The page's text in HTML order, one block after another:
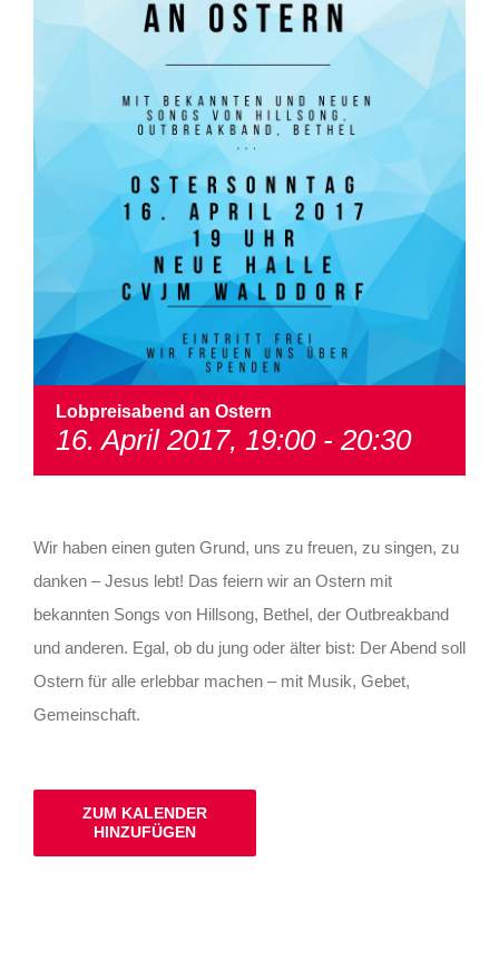
Lobpreisabend an Ostern
16. April 2017, 19:00- 20:30
Wir haben einen guten Grund, uns zu freuen, zu singen, zu
danken – Jesus lebt! Das feiern wir an Ostern mit
bekannten Songs von Hillsong, Bethel, der Outbreakband
und anderen. Egal, ob du jung oder älter bist: Der Abend soll
Ostern für alle erlebbar machen – mit Musik, Gebet,
Gemeinschaft.
ZUM KALENDER
HINZUFÜGEN